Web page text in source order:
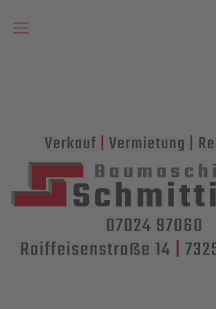
Bagger
Lader / Planiermaschinen
Lasergesteuerte Maschinen
Teleskopmaschinen
Miniraupenkrane